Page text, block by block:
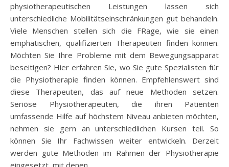
physiotherapeutischen Leistungen lassen sich
unterschiedliche Mobilitätseinschränkungen gut behandeln.
Viele Menschen stellen sich die FRage, wie sie einen
emphatischen, qualifizierten Therapeuten finden können.
Möchten Sie Ihre Probleme mit dem Bewegungsapparat
beseitigen? Hier erfahren Sie, wo Sie gute Spezialisten für
die Physiotherapie finden können. Empfehlenswert sind
diese Therapeuten, das auf neue Methoden setzen.
Seriöse Physiotherapeuten, die ihren Patienten
umfassende Hilfe auf höchstem Niveau anbieten möchten,
nehmen sie gern an unterschiedlichen Kursen teil. So
können Sie Ihr Fachwissen weiter entwickeln. Derzeit
werden gute Methoden im Rahmen der Physiotherapie
eingesetzt, mit denen…